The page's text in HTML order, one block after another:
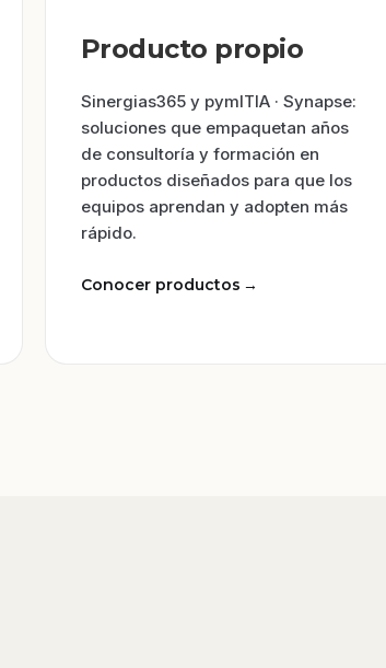
Producto propio
Sinergias365 y pymITIA · Synapse:
soluciones que empaquetan años
de consultoría y formación en
productos diseñados para que los
equipos aprendan y adopten más
rápido.
Conocer productos →